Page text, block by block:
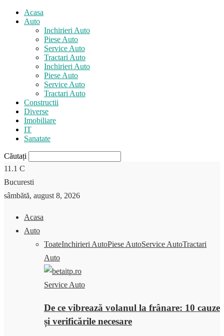
Acasa
Auto
Inchirieri Auto
Piese Auto
Service Auto
Tractari Auto
Inchirieri Auto
Piese Auto
Service Auto
Tractari Auto
Constructii
Diverse
Imobiliare
IT
Sanatate
Căutați
11.1 C
Bucuresti
sâmbătă, august 8, 2026
Acasa
Auto
ToateInchirieri AutoPiese AutoService AutoTractari
Auto
Service Auto
De ce vibrează volanul la frânare: 10 cauze
și verificările necesare